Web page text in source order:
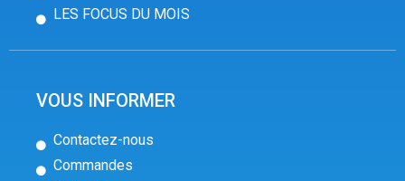
LES FOCUS DU MOIS
VOUS INFORMER
Contactez-nous
Commandes